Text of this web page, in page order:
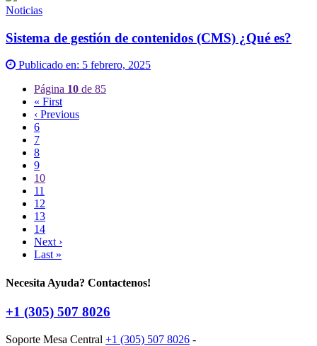
Noticias
Sistema de gestión de contenidos (CMS) ¿Qué es?
Publicado en: 5 febrero, 2025
Página 10 de 85
« First
‹ Previous
6
7
8
9
10
11
12
13
14
Next ›
Last »
Necesita Ayuda? Contactenos!
+1 (305) 507 8026
Soporte Mesa Central +1 (305) 507 8026 -